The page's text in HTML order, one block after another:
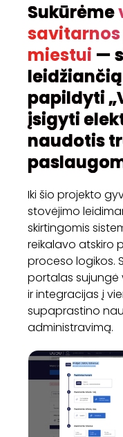
Sukūrėme
miestui —
papildyti
įsigyti
naudotis
Iki šio projekto
stovėjimo
skirtingomis
reikalavo atskiro
proceso logikos.
portalas sujungė
ir integracijas į
supaprastino
administravimą.